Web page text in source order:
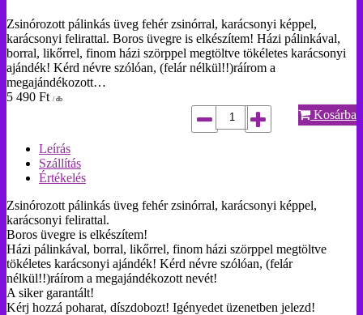
Zsinórozott pálinkás üveg fehér zsinórral, karácsonyi képpel,
karácsonyi felirattal. Boros üvegre is elkészítem! Házi pálinkával,
borral, likőrrel, finom házi szörppel megtöltve tökéletes karácsonyi
ajándék! Kérd névre szólóan, (felár nélkül!!)ráírom a
megajándékozott…
5 490 Ft / db
Kosárba
Leírás
Szállítás
Értékelés
Zsinórozott pálinkás üveg fehér zsinórral, karácsonyi képpel,
karácsonyi felirattal.
Boros üvegre is elkészítem!
Házi pálinkával, borral, likőrrel, finom házi szörppel megtöltve
tökéletes karácsonyi ajándék! Kérd névre szólóan, (felár
nélkül!!)ráírom a megajándékozott nevét!
A siker garantált!
Kérj hozzá poharat, díszdobozt! Igényedet üzenetben jelezd!